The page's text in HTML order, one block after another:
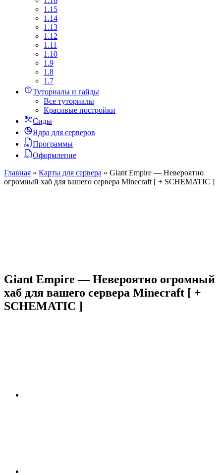
1.15
1.14
1.13
1.12
1.11
1.10
1.9
1.8
1.7
Туториалы и гайды
Все туториалы
Красивые постройки
Сиды
Ядра для серверов
Программы
Оформление
Главная » Карты для сервера » Giant Empire — Невероятно
огромный хаб для вашего сервера Minecraft [ + SCHEMATIC ]
Giant Empire — Невероятно огромный
хаб для вашего сервера Minecraft [ +
SCHEMATIC ]